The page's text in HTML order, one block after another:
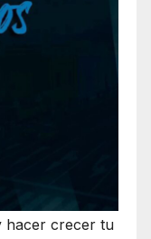
hacer crecer tu